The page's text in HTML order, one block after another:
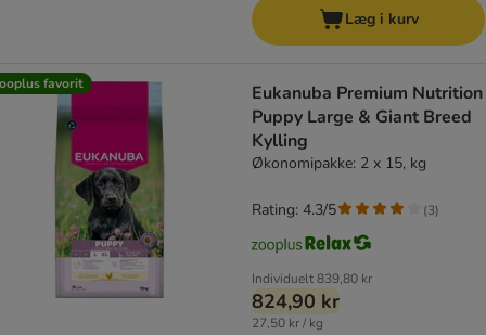
Læg i kurv
favorit
Eukanuba Premium Nutrition
Puppy Large & Giant Breed
Kylling
Økonomipakke: 2 x 15, kg
Individuelt839,80 kr
824,90 kr
27,50 kr / kg
Rating: 4.3/5 (3)